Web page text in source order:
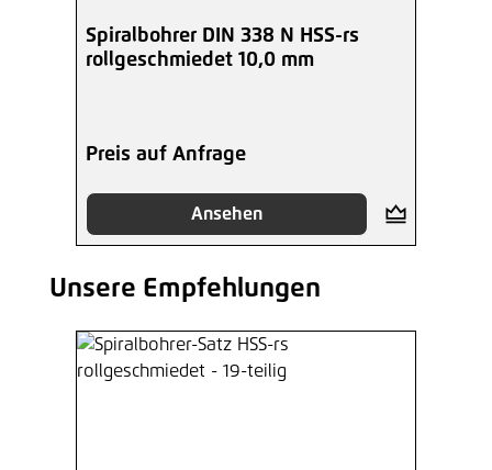
Spiralbohrer DIN 338 N HSS-rs
rollgeschmiedet 10,0 mm
Preis auf Anfrage
Ansehen
Produktgalerie überspringen
Unsere Empfehlungen